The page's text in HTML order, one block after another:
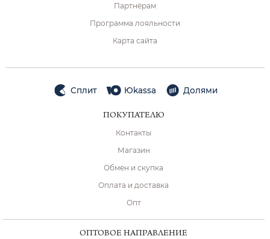
Партнёрам
Программа лояльности
Карта сайта
Сплит Юkassa Долями
ПОКУПАТЕЛЮ
Контакты
Магазин
Обмен и скупка
Оплата и доставка
Опт
ОПТОВОЕ НАПРАВЛЕНИЕ